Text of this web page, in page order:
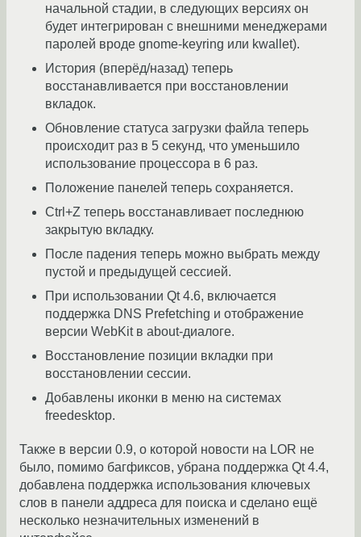
начальной стадии, в следующих версиях он
будет интегрирован с внешними менеджерами
паролей вроде gnome-keyring или kwallet).
История (вперёд/назад) теперь
восстанавливается при восстановлении
вкладок.
Обновление статуса загрузки файла теперь
происходит раз в 5 секунд, что уменьшило
использование процессора в 6 раз.
Положение панелей теперь сохраняется.
Ctrl+Z теперь восстанавливает последнюю
закрытую вкладку.
После падения теперь можно выбрать между
пустой и предыдущей сессией.
При использовании Qt 4.6, включается
поддержка DNS Prefetching и отображение
версии WebKit в about-диалоге.
Восстановление позиции вкладки при
восстановлении сессии.
Добавлены иконки в меню на системах
freedesktop.
Также в версии 0.9, о которой новости на LOR не
было, помимо багфиксов, убрана поддержка Qt 4.4,
добавлена поддержка использования ключевых
слов в панели аддреса для поиска и сделано ещё
несколько незначительных изменений в